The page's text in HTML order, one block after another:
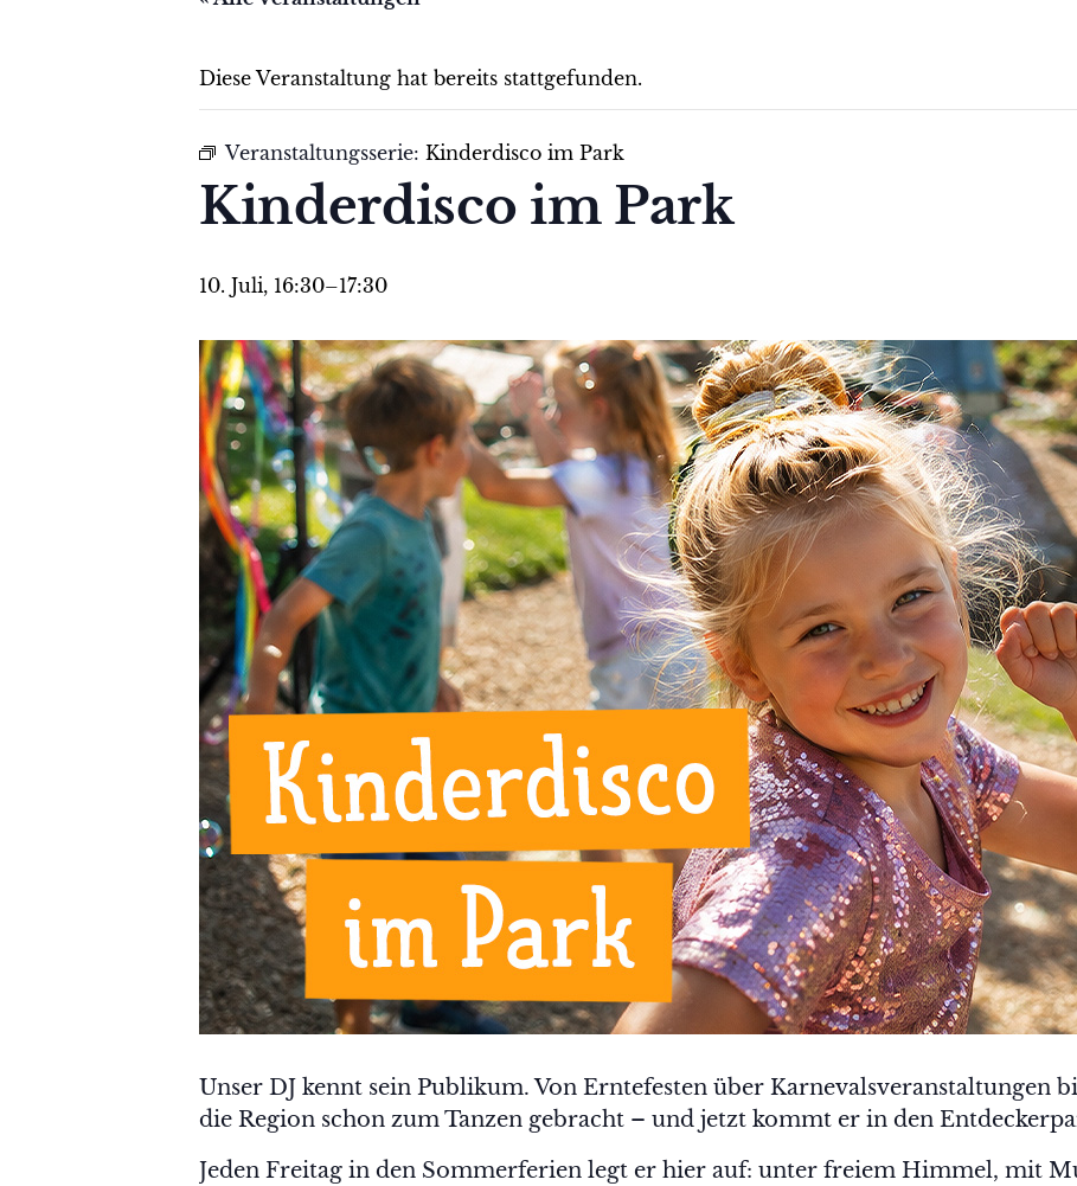
Diese Veranstaltung hat bereits stattgefunden.
Veranstaltungsserie: Kinderdisco im Park
Kinderdisco im Park
10. Juli, 16:30–17:30
Unser DJ kennt sein Publikum. Von Erntefesten über Karnevalsveranstaltungen
die Region schon zum Tanzen gebracht – und jetzt kommt er in den
Jeden Freitag in den Sommerferien legt er hier auf: unter freiem Himmel, mit